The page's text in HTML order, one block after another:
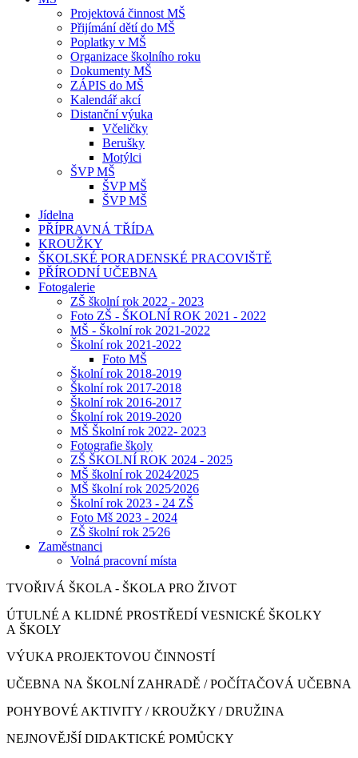
Projektová činnost MŠ
Přijímání dětí do MŠ
Poplatky v MŠ
Organizace školního roku
Dokumenty MŠ
ZÁPIS do MŠ
Kalendář akcí
Distanční výuka
Včeličky
Berušky
Motýlci
ŠVP MŠ
ŠVP MŠ
ŠVP MŠ
Jídelna
PŘÍPRAVNÁ TŘÍDA
KROUŽKY
ŠKOLSKÉ PORADENSKÉ PRACOVIŠTĚ
PŘÍRODNÍ UČEBNA
Fotogalerie
ZŠ školní rok 2022 - 2023
Foto ZŠ - ŠKOLNÍ ROK 2021 - 2022
MŠ - Školní rok 2021-2022
Školní rok 2021-2022
Foto MŠ
Školní rok 2018-2019
Školní rok 2017-2018
Školní rok 2016-2017
Školní rok 2019-2020
MŠ Školní rok 2022- 2023
Fotografie školy
ZŠ ŠKOLNÍ ROK 2024 - 2025
MŠ školní rok 2024⁄2025
MŠ školní rok 2025⁄2026
Školní rok 2023 - 24 ZŠ
Foto Mš 2023 - 2024
ZŠ školní rok 25⁄26
Zaměstnanci
Volná pracovní místa
TVOŘIVÁ ŠKOLA - ŠKOLA PRO ŽIVOT
ÚTULNÉ A KLIDNÉ PROSTŘEDÍ VESNICKÉ ŠKOLKY
A ŠKOLY
VÝUKA PROJEKTOVOU ČINNOSTÍ
UČEBNA NA ŠKOLNÍ ZAHRADĚ / POČÍTAČOVÁ UČEBNA
POHYBOVÉ AKTIVITY / KROUŽKY / DRUŽINA
NEJNOVĚJŠÍ DIDAKTICKÉ POMŮCKY